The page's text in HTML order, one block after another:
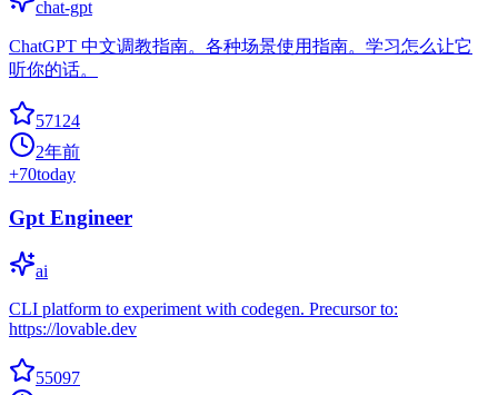
chat-gpt
ChatGPT 中文调教指南。各种场景使用指南。学习怎么让它
听你的话。
57124
2年前
+70today
Gpt Engineer
ai
CLI platform to experiment with codegen. Precursor to:
https://lovable.dev
55097